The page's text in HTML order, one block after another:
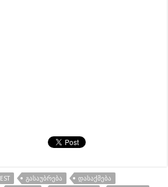
ᲒᲐᲡᲐᲣᲑᲠᲔᲑᲐ
ᲓᲐᲡᲐᲥᲛᲔᲑᲐ